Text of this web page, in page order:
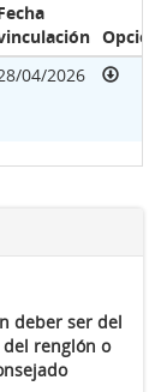
04/2026
deber ser del
renglón o